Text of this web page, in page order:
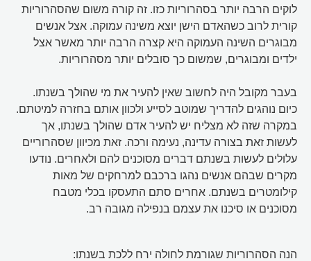
לוקים הרבה יותר בסהרוריות כזו. זה קורה משום שהסהרוריות
קורית לרוב כשהאדם הישן יוצא משינה עמוקה. אצל אנשים
מבוגרים השינה העמוקה היא קצרה הרבה יותר מאשר אצל
ילדים ומבוגרים, שמשום כך סובלים יותר מסהרוריות.
בעבר מקובל היה לחשוב שאין להעיר את מי שהולך בשנתו.
כיום נוהגים להדריך שמוטב לסייע ולכוון אותם בחזרה למיטתם.
במקרה שזה לא מצליח יש להעיר אדם שהולך בשנתו, אך
לעשות זאת בצורה עדינה, נעימה ורכה. זאת מכיוון שסהרוריים
עלולים לעשות בשנתם דברים מסוכנים להם ולאחרים. נודעו
מקרים שבהם אנשים נהגו ברכבם למרחקים של מאות
קילומטרים בשנתם. אחרים סתם התעסקו בכלי מטבח
מסוכנים או סיכנו את עצמם בנפילה מגובה רב.
הנה הסהרוריות שגורמת לחולה ירח ללכת בשנתו: